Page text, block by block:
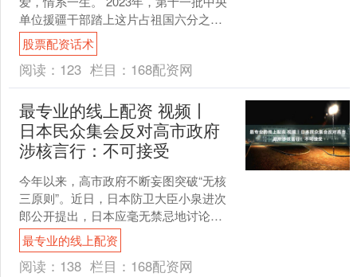
单位援疆干部踏上这片占祖国六分之一
国土的热土。三年前，他们跨越山海而
来，把专业与热忱....
股票配资话术
阅读： 123 栏目： 168配资网
最专业的线上配资 视频丨
日本民众集会反对高市政府
涉核言行：不可接受
今年以来，高市政府不断妄图突破“无核
三原则”。近日，日本防卫大臣小泉进次
郎公开提出，日本应毫无禁忌地讨论与
核武器相关的政策。24日下午，日本民
众在东京都中野区举....
最专业的线上配资
阅读： 138 栏目： 168配资网